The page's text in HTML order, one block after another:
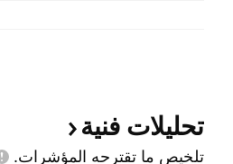
تحليلات فنية
تلخيص ما تقترحه المؤشرات.